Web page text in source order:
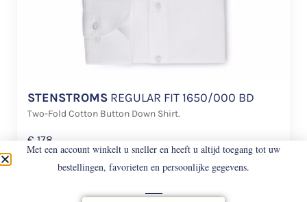
STENSTROMS REGULAR FIT 1650/000 BD
Two-Fold Cotton Button Down Shirt.
€ 178
Met een account winkelt u sneller en heeft u altijd toegang tot uw
bestellingen, favorieten en persoonlijke gegevens.